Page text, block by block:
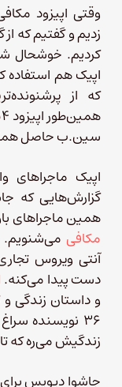
وقتی اپیزود
زدیم و گفتیم که
کردیم. خوشحال
اپیک هم استفاده
که از
همین‌طور اپیزود ۵۴ یعنی
سین.ب حاصل
اپیک ماجراهای
گزارش‌هایی که
همین ماجراهای
مکافی می‌شنویم.
آنتی ویروس
دست پیدا می‌کنه.
و داستان زندگی و
۳۶ نویسنده
زندگیش می‌ره که
جاشوا دیویس